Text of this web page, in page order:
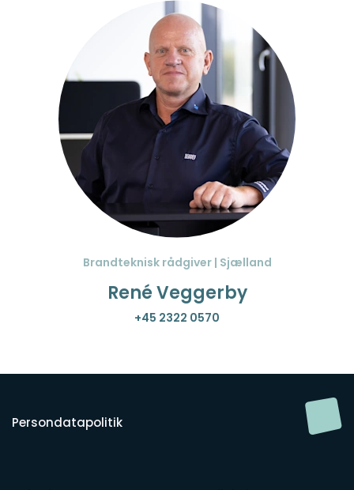
Brandteknisk rådgiver | Sjælland
René Veggerby
+45 2322 0570
Persondatapolitik